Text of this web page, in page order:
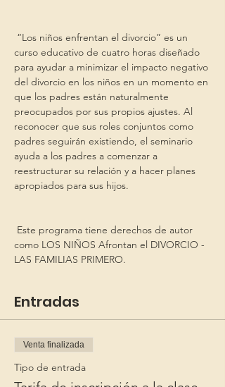
curso educativo de cuatro horas diseñado
para ayudar a minimizar el impacto negativo
del divorcio en los niños en un momento en
que los padres están naturalmente
preocupados por sus propios ajustes. Al
reconocer que sus roles conjuntos como
padres seguirán existiendo, el seminario
ayuda a los padres a comenzar a
reestructurar su relación y a hacer planes
apropiados para sus hijos.
como LOS NIÑOS Afrontan el DIVORCIO -
LAS FAMILIAS PRIMERO.
Entradas
Venta finalizada
Tipo de entrada